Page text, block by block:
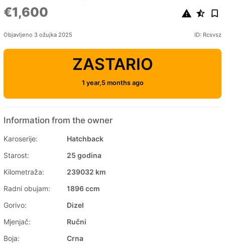
€1,600
Objavljeno 3 ožujka 2025 ID: Rcsvsz
ZASTARIO
1 year,5 months ago
Information from the owner
Karoserije:
Hatchback
Starost:
25 godina
Kilometraža:
239032 km
Radni obujam:
1896 ccm
Gorivo:
Dizel
Mjenjač:
Ručni
Boja:
Crna